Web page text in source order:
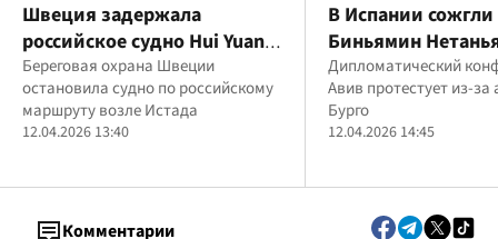
Швеция задержала
российское судно Hui Yuan
из-за подозрения в
загрязнении Балтийского
моря
Береговая охрана Швеции
остановила судно по российскому
маршруту возле Истада
12.04.2026 13:40
В Испании
Биньямин
надписью
Дипломатический
Авив протестует из-за
Бурго
12.04.2026 14:45
Комментарии